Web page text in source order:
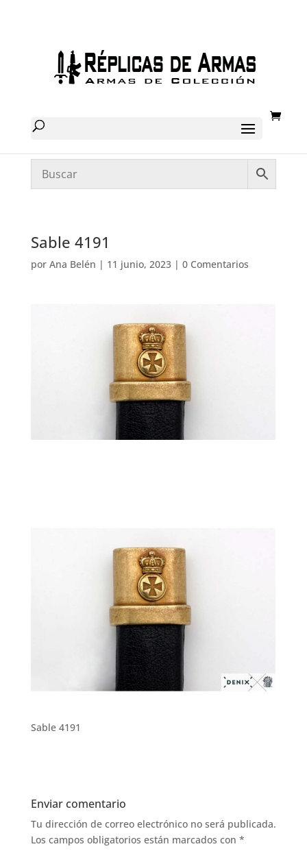
Sable 4191
por Ana Belén | 11 junio, 2023| 0 Comentarios
Sable 4191
Enviar comentario
Tu dirección de correo electrónico no será publicada.
Los campos obligatorios están marcados con *